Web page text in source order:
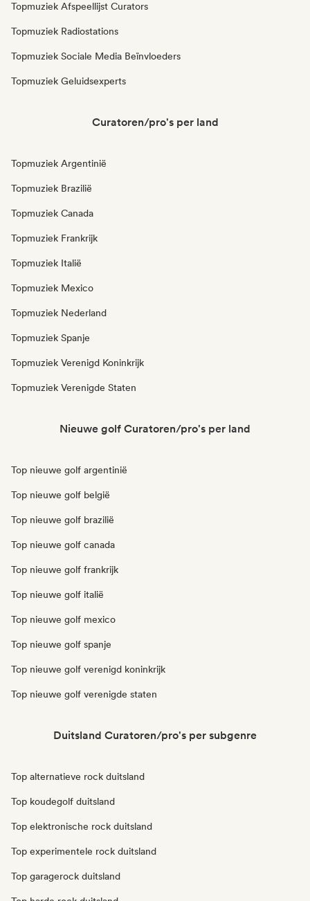
Topmuziek Afspeellijst Curators
Topmuziek Radiostations
Topmuziek Sociale Media Beïnvloeders
Topmuziek Geluidsexperts
Curatoren/pro's per land
Topmuziek Argentinië
Topmuziek Brazilië
Topmuziek Canada
Topmuziek Frankrijk
Topmuziek Italië
Topmuziek Mexico
Topmuziek Nederland
Topmuziek Spanje
Topmuziek Verenigd Koninkrijk
Topmuziek Verenigde Staten
Nieuwe golf Curatoren/pro's per land
Top nieuwe golf argentinië
Top nieuwe golf belgië
Top nieuwe golf brazilië
Top nieuwe golf canada
Top nieuwe golf frankrijk
Top nieuwe golf italië
Top nieuwe golf mexico
Top nieuwe golf spanje
Top nieuwe golf verenigd koninkrijk
Top nieuwe golf verenigde staten
Duitsland Curatoren/pro's per subgenre
Top alternatieve rock duitsland
Top koudegolf duitsland
Top elektronische rock duitsland
Top experimentele rock duitsland
Top garagerock duitsland